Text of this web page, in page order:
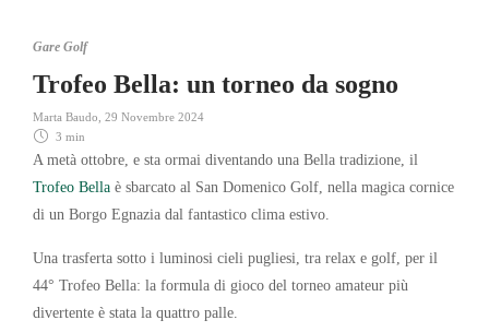
Gare Golf
Trofeo Bella: un torneo da sogno
Marta Baudo 29 Novembre 2024
3 min
A metà ottobre, e sta ormai diventando una Bella tradizione, il
Trofeo Bella è sbarcato al San Domenico Golf, nella magica cornice
di un Borgo Egnazia dal fantastico clima estivo.
Una trasferta sotto i luminosi cieli pugliesi, tra relax e golf, per il
44° Trofeo Bella: la formula di gioco del torneo amateur più
divertente è stata la quattro palle.